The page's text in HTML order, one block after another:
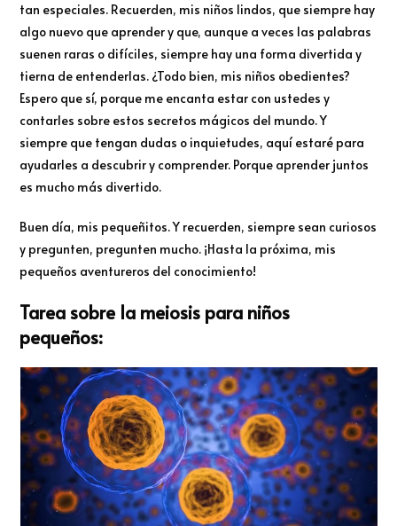
tan especiales. Recuerden, mis niños lindos, que siempre hay
algo nuevo que aprender y que, aunque a veces las palabras
suenen raras o difíciles, siempre hay una forma divertida y
tierna de entenderlas. ¿Todo bien, mis niños obedientes?
Espero que sí, porque me encanta estar con ustedes y
contarles sobre estos secretos mágicos del mundo. Y
siempre que tengan dudas o inquietudes, aquí estaré para
ayudarles a descubrir y comprender. Porque aprender juntos
es mucho más divertido.
Buen día, mis pequeñitos. Y recuerden, siempre sean curiosos
y pregunten, pregunten mucho. ¡Hasta la próxima, mis
pequeños aventureros del conocimiento!
Tarea sobre la meiosis para niños
pequeños: